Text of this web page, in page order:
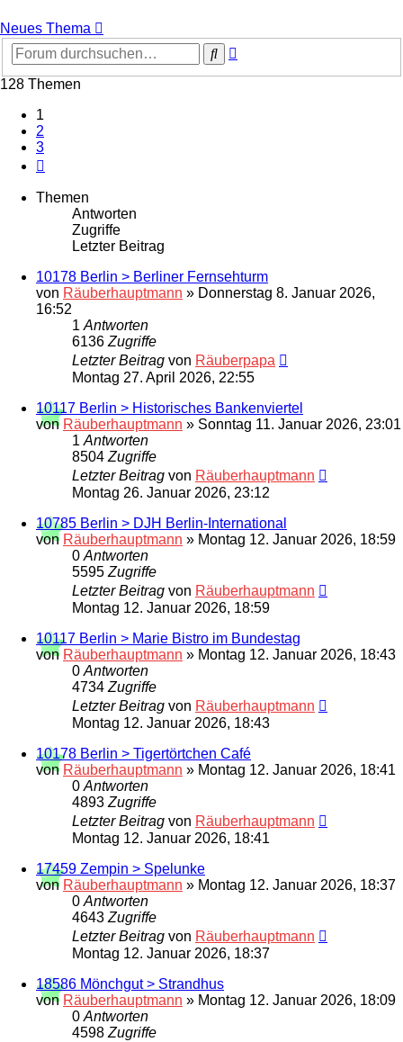
Neues Thema
Suche
128 Themen
1
2
3
Themen
Antworten
Zugriffe
Letzter Beitrag
10178 Berlin > Berliner Fernsehturm
von Räuberhauptmann » Donnerstag 8. Januar 2026,
16:52
1 Antworten
6136 Zugriffe
Letzter Beitrag von Räuberpapa
Montag 27. April 2026, 22:55
10117 Berlin > Historisches Bankenviertel
von Räuberhauptmann » Sonntag 11. Januar 2026, 23:01
1 Antworten
8504 Zugriffe
Letzter Beitrag von Räuberhauptmann
Montag 26. Januar 2026, 23:12
10785 Berlin > DJH Berlin-International
von Räuberhauptmann » Montag 12. Januar 2026, 18:59
0 Antworten
5595 Zugriffe
Letzter Beitrag von Räuberhauptmann
Montag 12. Januar 2026, 18:59
10117 Berlin > Marie Bistro im Bundestag
von Räuberhauptmann » Montag 12. Januar 2026, 18:43
0 Antworten
4734 Zugriffe
Letzter Beitrag von Räuberhauptmann
Montag 12. Januar 2026, 18:43
10178 Berlin > Tigertörtchen Café
von Räuberhauptmann » Montag 12. Januar 2026, 18:41
0 Antworten
4893 Zugriffe
Letzter Beitrag von Räuberhauptmann
Montag 12. Januar 2026, 18:41
17459 Zempin > Spelunke
von Räuberhauptmann » Montag 12. Januar 2026, 18:37
0 Antworten
4643 Zugriffe
Letzter Beitrag von Räuberhauptmann
Montag 12. Januar 2026, 18:37
18586 Mönchgut > Strandhus
von Räuberhauptmann » Montag 12. Januar 2026, 18:09
0 Antworten
4598 Zugriffe